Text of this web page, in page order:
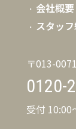
会社概要
スタッ
〒013-
0120-
受付 10:00